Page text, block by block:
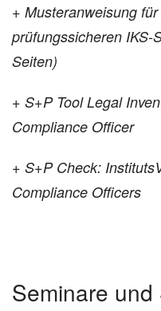
+ Musteranweisung
prüfungssicheren IKS-
Seiten)
+ S+P Tool Legal
Compliance Officer
+ S+P Check:
Compliance Officers
Seminare